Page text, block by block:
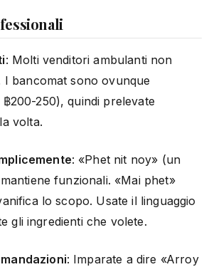
: Molti venditori ambulanti non
I bancomat sono ovunque
฿200-250), quindi prelevate
volta.
: «Phet nit noy» (un
funzionali. «Mai phet»
lo scopo. Usate il linguaggio
gli ingredienti che volete.
: Imparate a dire «Arroy